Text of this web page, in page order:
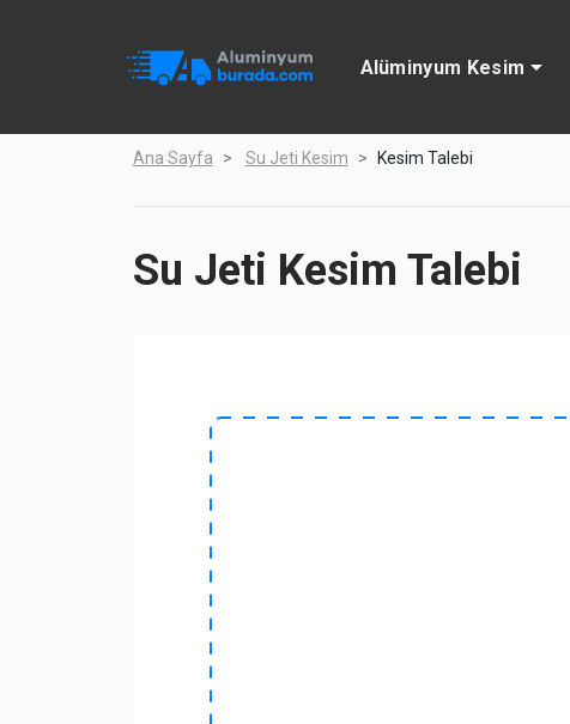
Alüminyum Kesim
Ana Sayfa Su Jeti Kesim Kesim Talebi
Su Jeti Kesim Talebi